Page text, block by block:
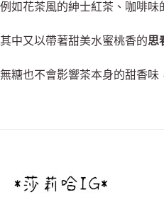
例如花茶風的紳士紅茶、咖啡味
其中又以帶著甜美水蜜桃香的思
無糖也不會影響茶本身的甜香味